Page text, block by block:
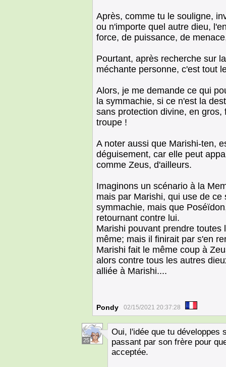
Après, comme tu le souligne,
ou n'importe quel autre dieu,
force, de puissance, de
Pourtant, après recherche sur
méchante personne, c'est tout
Alors, je me demande ce qui
la symmachie, si ce n'est la
sans protection divine, en
troupe !
A noter aussi que Marishi-ten,
déguisement, car elle peut
comme Zeus, d'ailleurs.
Imaginons un scénario à la
mais par Marishi, qui use de
symmachie, mais que
retournant contre lui.
Marishi pouvant prendre
même; mais il finirait par s'en
Marishi fait le même coup à
alors contre tous les autres
alliée à Marishi....
Pondy 02/15/2021 20:37:28
25
Oui, l'idée que tu développes
passant par son frère pour
acceptée.